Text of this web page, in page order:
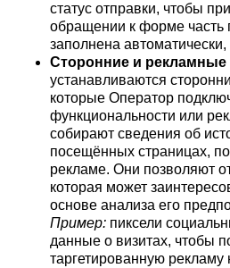
статус отправки, чтобы
обращении к форме часть
заполнена
Сторонние и
устанавливаются
которые Оператор
функциональности или
собирают сведения об
посещённых страницах,
рекламе. Они позволяют
которая может
основе анализа его
Пример: пиксели
данные о визитах, чтобы
таргетированную